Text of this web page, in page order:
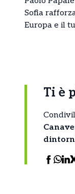
Sofia
Europa e il
Ti è